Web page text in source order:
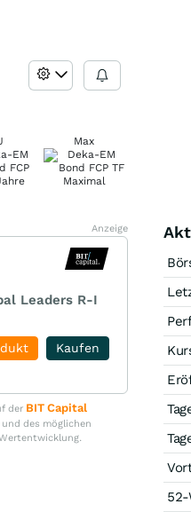
Max
Anzeige
Leaders R-I
Kaufen
der BIT Capital
des möglichen
52-